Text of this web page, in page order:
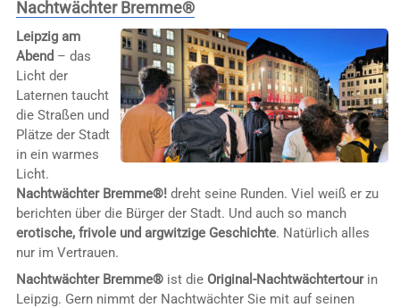
Nachtwächter Bremme®
Leipzig am
Abend – das
Licht der
Laternen taucht
die Straßen und
Plätze der Stadt
in ein warmes
Licht.
Nachtwächter Bremme®!dreht seine Runden. Viel weiß er zu
berichten über die Bürger der Stadt. Und auch so manch
erotische, frivole und argwitzige Geschichte. Natürlich alles
nur im Vertrauen.
Nachtwächter Bremme®ist die Original-Nachtwächtertourin
Leipzig. Gern nimmt der Nachtwächter Sie mit auf seinen